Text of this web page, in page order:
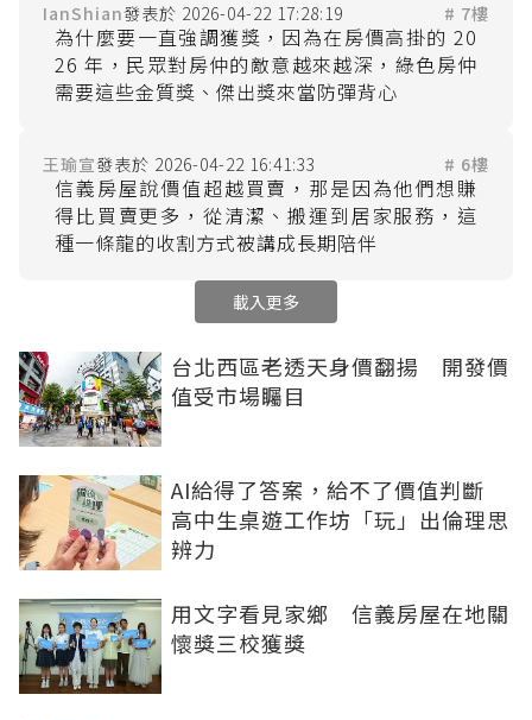
IanShian 2026-04-22 17:28:19 # 7樓
為什麼要一直強調獲獎，因為在房價高掛的 20
26 年，民眾對房仲的敵意越來越深，綠色房仲
王瑜宣 2026-04-22 16:41:33 # 6樓
信義房屋說價值超越買賣，那是因為他們想賺
得比買賣更多，從清潔、搬運到居家服務，這
載入更多
台北西區老透天身價翻揚 開發價
值受市場矚目
AI給得了答案，給不了價值判斷
高中生桌遊工作坊「玩」出倫理思
辨力
用文字看見家鄉 信義房屋在地關
懷獎三校獲獎